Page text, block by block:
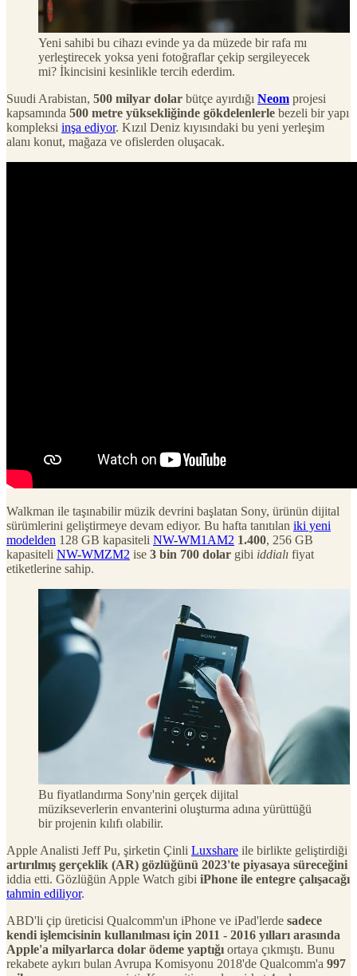
Yeni sahibi bu cihazı evinde ya da müzede bir rafa mı
yerleştirecek yoksa yeni fotoğraflar çekip sergileyecek
mi? İkincisini kesinlikle tercih ederdim.
Suudi Arabistan, 500 milyar dolar bütçe ayırdığı Neom projesi
kapsamında 500 metre yüksekliğinde gökdelenlerle bezeli bir yapı
kompleksi inşa ediyor. Kızıl Deniz kıyısındaki bu yeni yerleşim
alanı konut, mağaza ve ofislerden oluşacak.
Walkman ile taşınabilir müzik devrini başlatan Sony, ürünün dijital
sürümlerini geliştirmeye devam ediyor. Bu hafta tanıtılan iki yeni
modelden 128 GB kapasiteli NW-WM1AM2 1.400, 256 GB
kapasiteli NW-WMZM2 ise 3 bin 700 dolar gibi iddialı fiyat
etiketlerine sahip.
Bu fiyatlandırma Sony'nin gerçek dijital
müzikseverlerin envanterini oluşturma adına yürüttüğü
bir projenin kılıfı olabilir.
Apple Analisti Jeff Pu, şirketin Çinli Luxshare ile birlikte geliştirdiği
artırılmış gerçeklik (AR) gözlüğünü 2023'te piyasaya süreceğini
iddia etti. Gözlüğün Apple Watch gibi iPhone ile entegre çalışacağı
tahmin ediliyor.
ABD'li çip üreticisi Qualcomm'un iPhone ve iPad'lerde sadece
kendi işlemcisinin kullanılması için 2011 - 2016 yılları arasında
Apple'a milyarlarca dolar ödeme yaptığı ortaya çıkmıştı. Bunu
rekabete aykırı bulan Avrupa Komisyonu 2018'de Qualcomm'a 997